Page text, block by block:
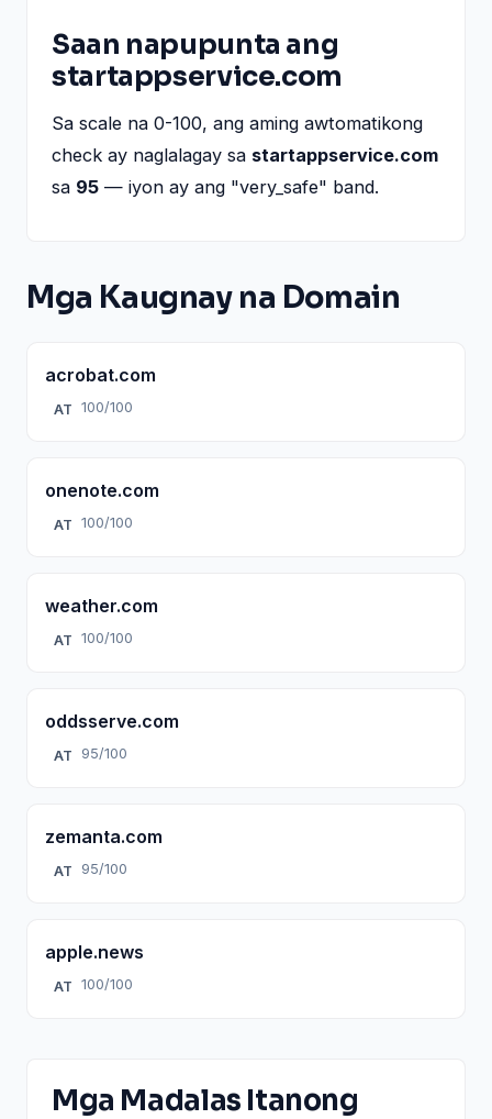
Saan napupunta ang
startappservice.com
Sa scale na 0-100, ang aming awtomatikong
check ay naglalagay sa startappservice.com
sa 95 — iyon ay ang "very_safe" band.
Mga Kaugnay na Domain
acrobat.com
AT 100/100
onenote.com
AT 100/100
weather.com
AT 100/100
oddsserve.com
AT 95/100
zemanta.com
AT 95/100
apple.news
AT 100/100
Mga Madalas Itanong